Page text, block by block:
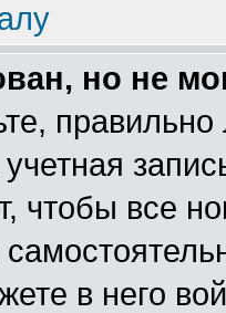
но не
чтобы все
в него